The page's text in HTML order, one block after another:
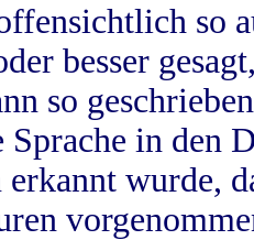
so
besser
so
Sprache in
erkannt wurde,